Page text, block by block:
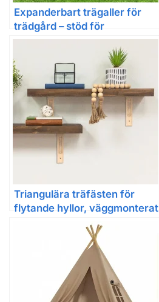
Expanderbart trägaller för
trädgård – stöd för
klätterväxter
Triangulära träfästen för
flytande hyllor, väggmonterat